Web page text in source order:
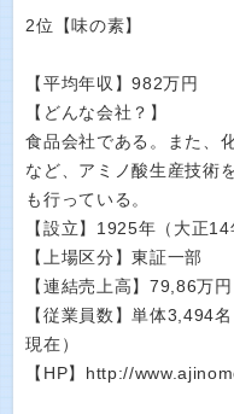
2位【味の素】
【平均年収】982万円
【どんな会社？】
食品会社である。また、
など、アミノ酸生産技術
も行っている。
【設立】1925年（大正
【上場区分】東証一部
【連結売上高】79,86万
【従業員数】単体3,494
現在）
【HP】http://